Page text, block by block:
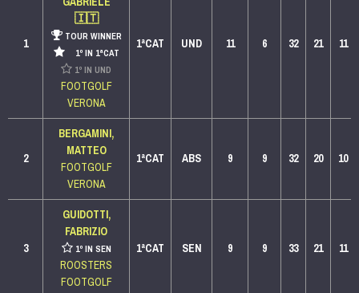
1
🇮🇹
TOUR WINNER
1º IN 1ªCAT
1º IN UND
FOOTGOLF
VERONA
1ªCAT UND 11 6 32 21 11
2
BERGAMINI,
MATTEO
FOOTGOLF
VERONA
1ªCAT ABS 9 9 32 20 10
3
GUIDOTTI,
FABRIZIO
1º IN SEN
ROOSTERS
FOOTGOLF
1ªCAT SEN 9 9 33 21 11